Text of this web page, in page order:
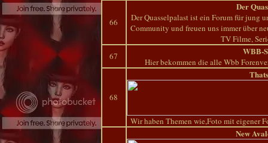
66
Der
Der Quasselpalast ist ein Forum für jung
Community und freuen uns immer über
TV Filme,
67
WBB-
Hier bekommen die alle Wbb
68
Wir haben Themen wie,Foto mit eigener
New